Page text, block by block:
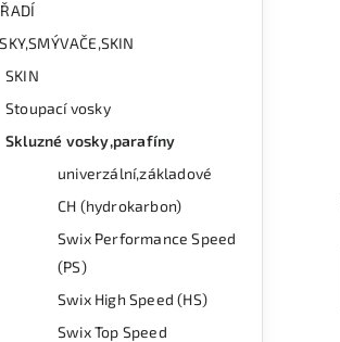
SKIN
Stoupací vosky
Skluzné vosky,parafíny
univerzální,základové
CH (hydrokarbon)
Swix Performance Speed
(PS)
Swix High Speed (HS)
Swix Top Speed